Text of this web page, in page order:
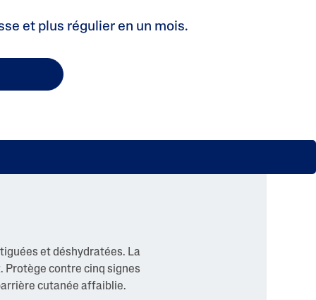
et plus régulier en un mois.
et déshydratées. La
Protège contre cinq signes
cutanée affaiblie.